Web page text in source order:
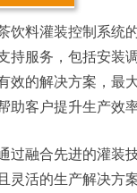
饮料灌装控制系统
持服务，包括安装
效的解决方案，最
客户提升生产效
过融合先进的灌装
灵活的生产解决方